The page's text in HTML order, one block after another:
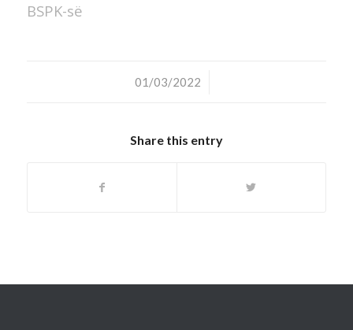
BSPK-së
01/03/2022
/
Share this entry